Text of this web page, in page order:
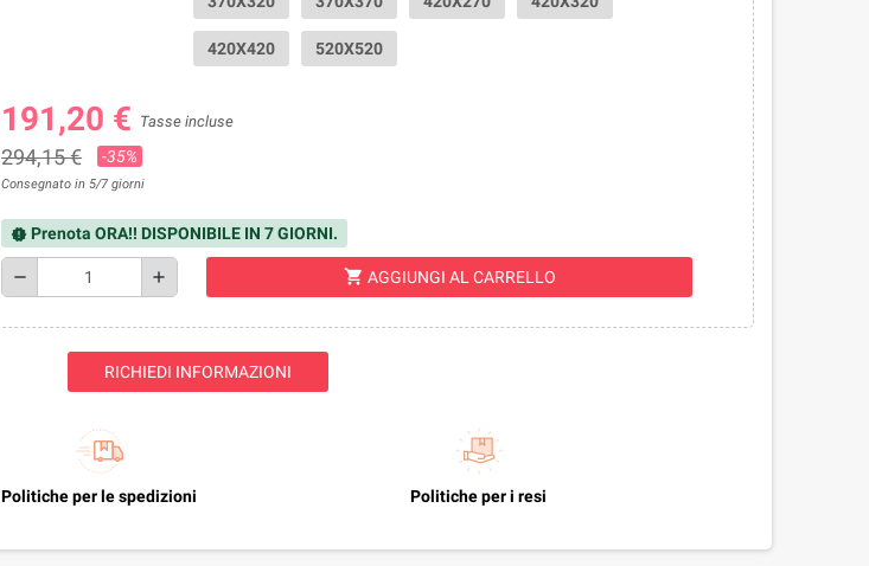
420X420 520X520
191,20 € Tasse incluse
294,15 € -35%
Consegnato in 5/7 giorni
new_releases Prenota ORA!! DISPONIBILE IN 7 GIORNI.
remove add shopping_cart AGGIUNGI AL CARRELLO
RICHIEDI INFORMAZIONI
Politiche per le spedizioni Politiche per i resi